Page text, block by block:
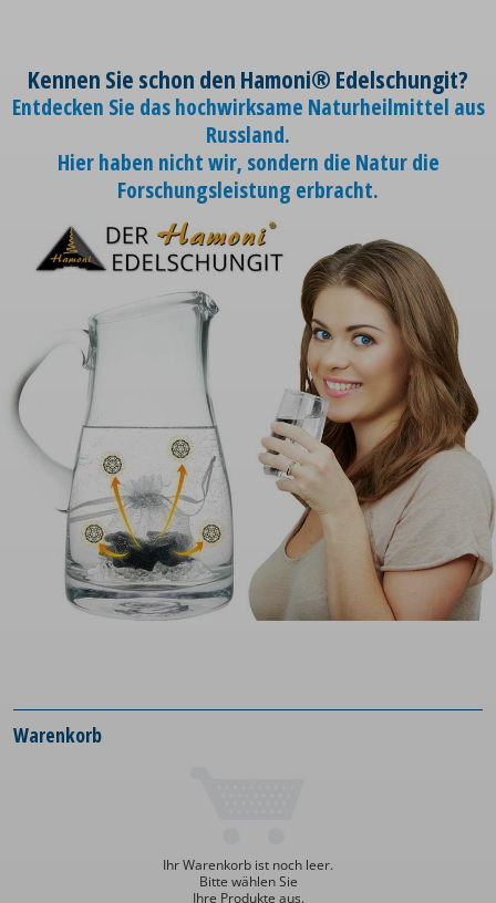
Kennen Sie schon den Hamoni® Edelschungit?
Entdecken Sie das hochwirksame Naturheilmittel aus
Russland.
Hier haben nicht wir, sondern die Natur die
Forschungsleistung erbracht.
Warenkorb
Ihr Warenkorb ist noch leer.
Bitte wählen Sie
Ihre Produkte aus.